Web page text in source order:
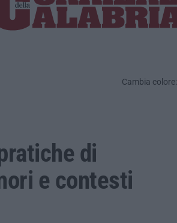
Cambia colore:
di
e contesti